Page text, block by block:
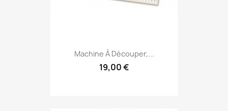
Machine À Découper,...
19,00 €